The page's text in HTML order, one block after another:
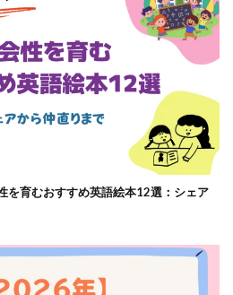
を育むおすすめ英語絵本12選：シェア